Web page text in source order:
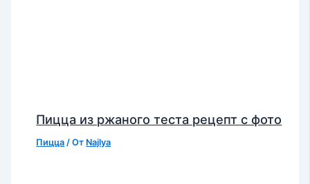
Пицца из ржаного теста рецепт с фото
Пицца / От Najlya